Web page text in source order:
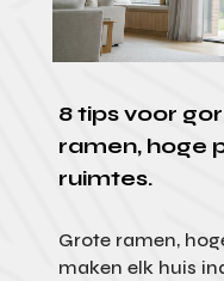
8 tips voor
ramen, hoge
ruimtes.
Grote ramen,
maken elk huis